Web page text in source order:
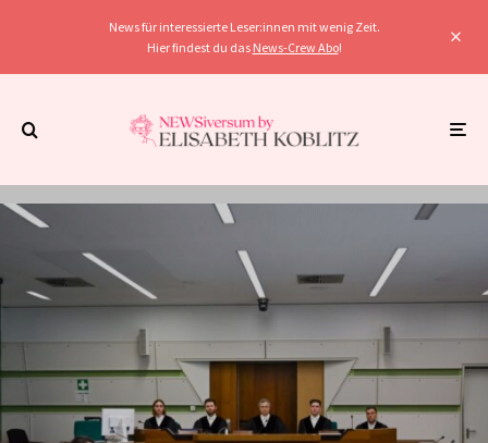
News für interessierte Leser:innen mit wenig Zeit.
Hier findest du das News-Crew Abo!